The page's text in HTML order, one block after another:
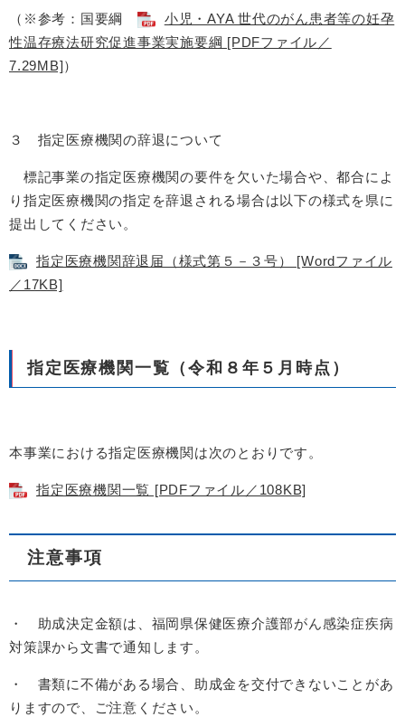
（※参考：国要綱
小児・AYA 世代のがん患者等の妊孕
性温存療法研究促進事業実施要綱 [PDFファイル／
7.29MB]）
３ 指定医療機関の辞退について
標記事業の指定医療機関の要件を欠いた場合や、都合によ
り指定医療機関の指定を辞退される場合は以下の様式を県に
提出してください。
指定医療機関辞退届（様式第５－３号） [Wordファイル
／17KB]
指定医療機関一覧（令和８年５月時点）
本事業における指定医療機関は次のとおりです。
指定医療機関一覧 [PDFファイル／108KB]
注意事項
・ 助成決定金額は、福岡県保健医療介護部がん感染症疾病
対策課から文書で通知します。
・ 書類に不備がある場合、助成金を交付できないことがあ
りますので、ご注意ください。